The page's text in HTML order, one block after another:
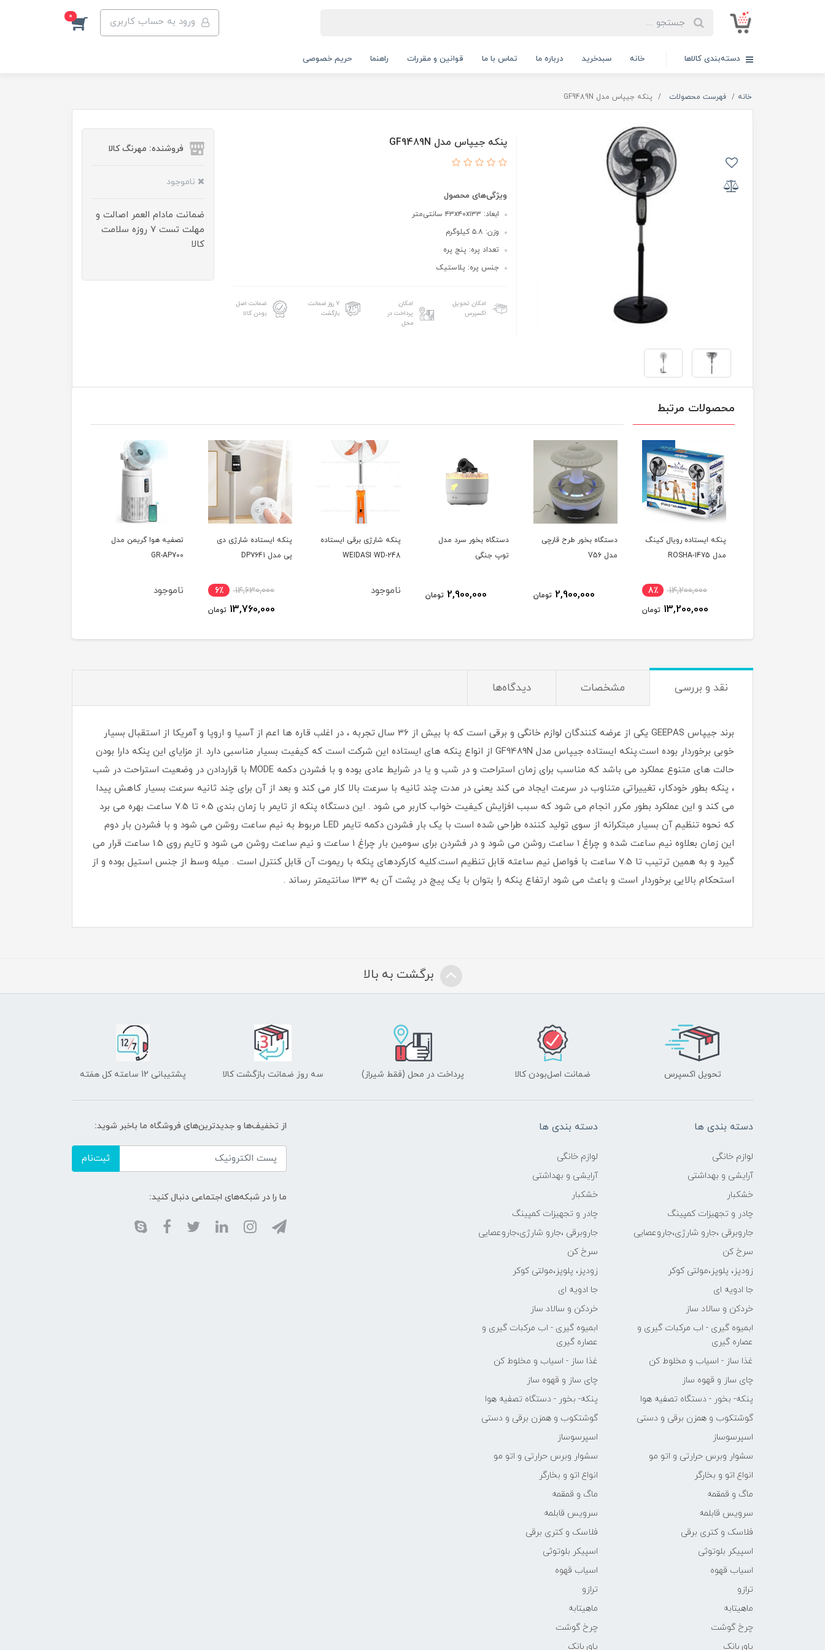
ورود به حساب کاربری 0
دسته‌بندی کالاها خانه سبدخرید درباره ما تماس با ما قوانین و مقررات راهنما حریم خصوصی
خانه فهرست محصولات پنکه جیپاس مدل GF9489N
پنکه جیپاس مدل GF9489N
ویژگی‌های محصول
ابعاد: ۴۳x۴۰x۱۳۳ سانتی‌متر
وزن: ۵.۸ کیلوگرم
تعداد پره: پنج پره
جنس پره: پلاستیک
امکان تحویل
اکسپرس
امکان
پرداخت در
محل
۷ روز ضمانت
بازگشت
ضمانت اصل
بودن کالا
فروشنده: مهرنگ کالا
ناموجود
ضمانت مادام العمر اصالت و
مهلت تست ۷ روزه سلامت
کالا
محصولات مرتبط
دستگاه بخور طرح قارچی
مدل V56
2,900,000 تومان
دستگاه بخور سرد مدل
توپ جنگی
2,900,000 تومان
پنکه شارژی برقی ایستاده
WEIDASI WD-248
ناموجود
پنکه ایستاده شارژی دی
پی مدل DP7641
14,630,000
تصفیه هوا گریمن مدل
GR-AP700
ناموجود
دستگاه بخور سرد بلک اند
دکر مدل HM5000
9,850,000
نقد و بررسی مشخصات دیدگاه‌ها
برند جیپاس GEEPAS یکی از عرضه کنندگان لوازم خانگی و برقی است که با بیش از 36 سال تجربه ، در اغلب قاره ها اعم از آسیا و اروپا و آمریکا از استقبال بسیار
خوبی برخوردار بوده است.پنکه ایستاده جیپاس مدل GF9489N از انواع پنکه های ایستاده این شرکت است که کیفیت بسیار مناسبی دارد .از مزایای این پنکه دارا بودن
حالت های متنوع عملکرد می باشد که مناسب برای زمان استراحت و در شب و یا در شرایط عادی بوده و با فشردن دکمه MODE با قراردادن در وضعیت استراحت در شب
، پنکه بطور خودکار، تغییراتی متناوب در سرعت ایجاد می کند یعنی در مدت چند ثانیه با سرعت بالا کار می کند و بعد از آن برای چند ثانیه سرعت بسیار کاهش پیدا
می کند و این عملکرد بطور مکرر انجام می شود که سبب افزایش کیفیت خواب کاربر می شود . این دستگاه پنکه از تایمر با زمان بندی 0.5 تا 7.5 ساعت بهره می برد
که نحوه تنظیم آن بسیار مبتکرانه از سوی تولید کننده طراحی شده است با یک بار فشردن دکمه تایمر LED مربوط به نیم ساعت روشن می شود و با فشردن بار دوم
این زمان بعلاوه نیم ساعت شده و چراغ 1 ساعت روشن می شود و در فشردن برای سومین بار چراغ 1 ساعت و نیم ساعت روشن می شود و تایم روی 1.5 ساعت قرار می
گیرد و به همین ترتیب تا 7.5 ساعت با فواصل نیم ساعته قابل تنظیم است.کلیه کارکردهای پنکه با ریموت آن قابل کنترل است . میله وسط از جنس استیل بوده و از
استحکام بالایی برخوردار است و باعث می شود ارتفاع پنکه را بتوان با یک پیچ در پشت آن به 133 سانتیمتر رساند .
برگشت به بالا
تحویل اکسپرس ضمانت اصل‌بودن کالا پرداخت در محل (فقط شیراز) سه روز ضمانت بازگشت کالا پشتیبانی 12 ساعته کل هفته
دسته بندی ها
لوازم خانگی
آرایشی و بهداشتی
خشکبار
چادر و تجهیزات کمپینگ
جاروبرقی ،جارو شارژی،جاروعصایی
سرخ کن
زودپز، پلوپز،مولتی کوکر
جا ادویه ای
خردکن و سالاد ساز
ابمیوه گیری - اب مرکبات گیری و
عصاره گیری
غذا ساز - اسیاب و مخلوط کن
چای ساز و قهوه ساز
پنکه- بخور - دستگاه تصفیه هوا
گوشتکوب و همزن برقی و دستی
اسپرسوساز
سشوار وبرس حرارتی و اتو مو
انواع اتو و بخارگر
ماگ و قمقمه
سرویس قابلمه
فلاسک و کتری برقی
اسپیکر بلوتوثی
اسیاب قهوه
ترازو
ماهیتابه
چرخ گوشت
پاوربانک
دسته بندی ها
لوازم خانگی
آرایشی و بهداشتی
خشکبار
چادر و تجهیزات کمپینگ
جاروبرقی ،جارو شارژی،جاروعصایی
سرخ کن
زودپز، پلوپز،مولتی کوکر
جا ادویه ای
خردکن و سالاد ساز
ابمیوه گیری - اب مرکبات گیری و
عصاره گیری
غذا ساز - اسیاب و مخلوط کن
چای ساز و قهوه ساز
پنکه- بخور - دستگاه تصفیه هوا
گوشتکوب و همزن برقی و دستی
اسپرسوساز
سشوار وبرس حرارتی و اتو مو
انواع اتو و بخارگر
ماگ و قمقمه
سرویس قابلمه
فلاسک و کتری برقی
اسپیکر بلوتوثی
اسیاب قهوه
ترازو
ماهیتابه
چرخ گوشت
پاوربانک
از تخفیف‌ها و جدیدترین‌های فروشگاه ما باخبر شوید:
ثبت‌نام
ما را در شبکه‌های اجتماعی دنبال کنید: